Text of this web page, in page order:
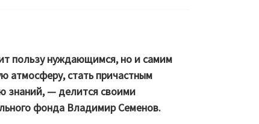
пользу нуждающимся, но и самим
атмосферу, стать причастным
знаний, — делится своими
фонда Владимир Семенов.